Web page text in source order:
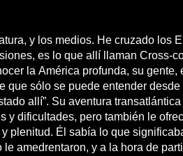
y los medios. He cruzado los
es lo que allí llaman Cross-
la América profunda, su gente,
que sólo se puede entender desde
allí”. Su aventura
y dificultades, pero también le
plenitud. Él sabía lo que
le amedrentaron, y a la hora de